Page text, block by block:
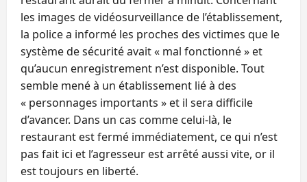
les images de vidéosurveillance de l’établissement,
la police a informé les proches des victimes que le
système de sécurité avait « mal fonctionné » et
qu’aucun enregistrement n’est disponible. Tout
semble mené à un établissement lié à des
« personnages importants » et il sera difficile
d’avancer. Dans un cas comme celui-là, le
restaurant est fermé immédiatement, ce qui n’est
pas fait ici et l’agresseur est arrêté aussi vite, or il
est toujours en liberté.